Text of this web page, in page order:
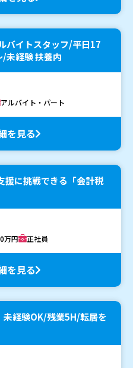
バイトスタッフ/平日17
未経験 扶養内
アルバイト・パート
を見る
援に挑戦できる「会計税
万円 正社員
を見る
未経験OK/残業5H/転居を